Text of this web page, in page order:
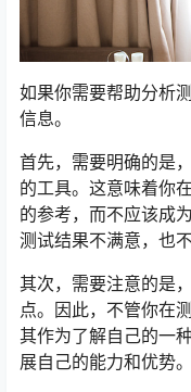
如果你需要帮助分析
信息。
首先，需要明确的是
的工具。这意味着你
的参考，而不应该成
测试结果不满意，也
其次，需要注意的是
点。因此，不管你在
其作为了解自己的一
展自己的能力和优势。